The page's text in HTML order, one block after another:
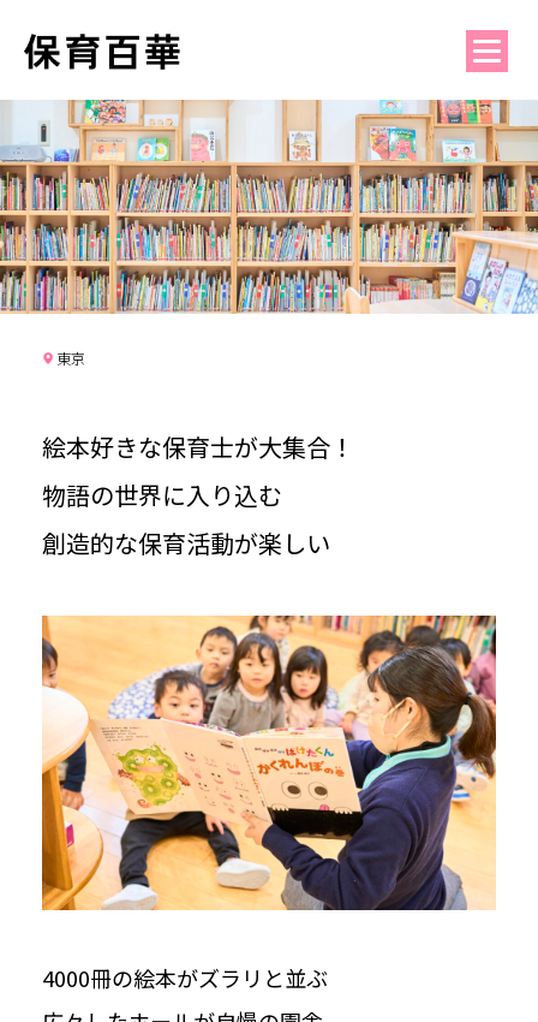
東京
絵本好きな保育士が大集合！
物語の世界に入り込む
創造的な保育活動が楽しい
4000冊の絵本がズラリと並ぶ